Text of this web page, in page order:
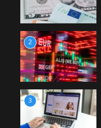
2
3